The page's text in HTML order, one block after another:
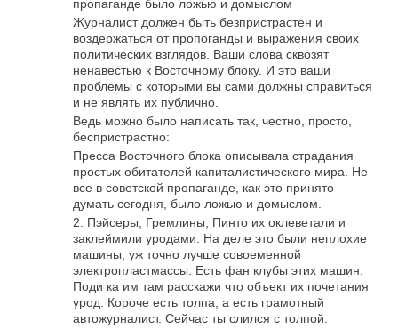
пропаганде было ложью и домыслом
Журналист должен быть безпристрастен и
воздержаться от пропоганды и выражения своих
политических взглядов. Ваши слова сквозят
ненавестью к Восточному блоку. И это ваши
проблемы с которыми вы сами должны справиться
и не являть их публично.
Ведь можно было написать так, честно, просто,
беспристрастно:
Пресса Восточного блока описывала страдания
простых обитателей капиталистического мира. Не
все в советской пропаганде, как это принято
думать сегодня, было ложью и домыслом.
2. Пэйсеры, Гремлины, Пинто их оклеветали и
заклеймили уродами. На деле это были неплохие
машины, уж точно лучше совоеменной
электропластмассы. Есть фан клубы этих машин.
Поди ка им там расскажи что объект их почетания
урод. Короче есть толпа, а есть грамотный
автожурналист. Сейчас ты слился с толпой.